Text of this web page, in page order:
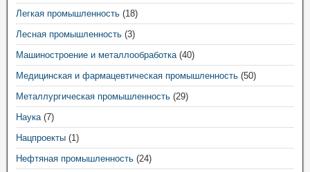
Легкая промышленность (18)
Лесная промышленность (3)
Машиностроение и металлообработка(40)
Медицинская и фармацевтическая промышленность (50)
Металлургическая промышленность (29)
Наука(7)
Нацпроекты (1)
Нефтяная промышленность (24)